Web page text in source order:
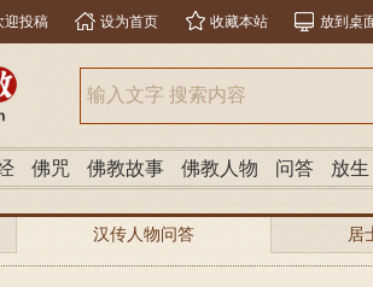
迎投稿 设为首页 收藏本站 放到桌
佛咒 佛教故事 佛教人物 问答 放生
汉传人物问答
居
答
分类问答